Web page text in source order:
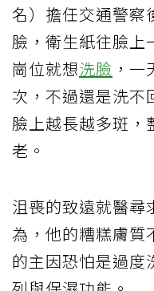
名）擔任交通警察
臉，衛生紙往臉上
崗位就想洗臉 ，
次，不過還是洗不
臉上越長越多斑，
老。
沮喪的致遠就醫尋
為，他的糟糕膚質
的主因恐怕是過度